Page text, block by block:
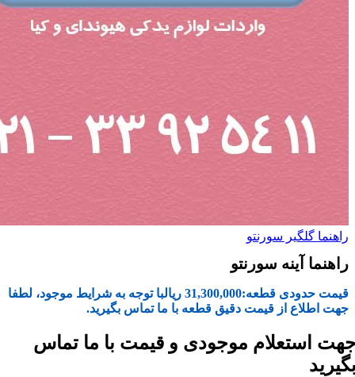
راهنما گلگیر سورنتو
راهنما آینه سورنتو
قیمت حدودی قطعه:31,300,000 ریالبا توجه به شرایط موجود، لطفا
جهت اطلاع از قیمت دقیق قطعه با ما تماس بگیرید.
استعلام موجودی و قیمت با ما تماس